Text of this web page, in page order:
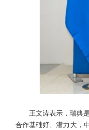
王文涛表示，瑞典
合作基础好、潜力大，